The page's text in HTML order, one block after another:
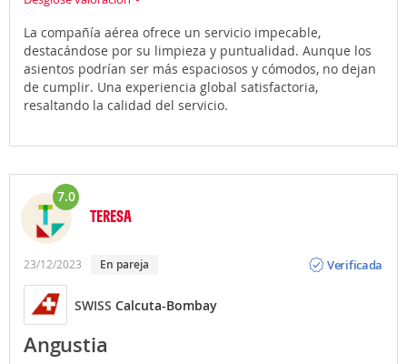
La compañía aérea ofrece un servicio impecable,
destacándose por su limpieza y puntualidad. Aunque los
asientos podrían ser más espaciosos y cómodos, no dejan
de cumplir. Una experiencia global satisfactoria,
resaltando la calidad del servicio.
7.0
TERESA
23/12/2023 En pareja
Verificada
SWISS Calcuta-Bombay
Angustia